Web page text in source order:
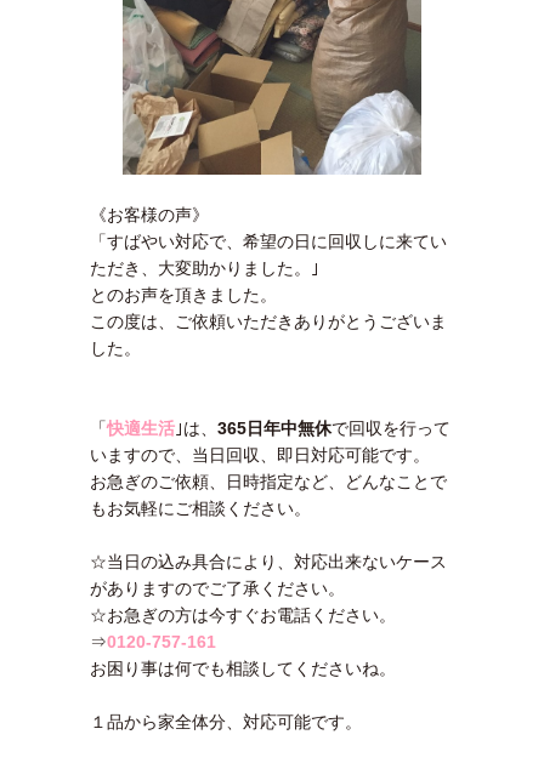
《お客様の声》
「すばやい対応で、希望の日に回収しに来てい
ただき、大変助かりました。｣
とのお声を頂きました。
この度は、ご依頼いただきありがとうございま
した。
「快適生活 ｣は、 365日年中無休で回収を行って
いますので、当日回収、即日対応可能です。
お急ぎのご依頼、日時指定など、どんなことで
もお気軽にご相談ください。
☆当日の込み具合により、対応出来ないケース
がありますのでご了承ください。
☆お急ぎの方は今すぐお電話ください。
⇒0120-757-161
お困り事は何でも相談してくださいね。
１品から家全体分、対応可能です。